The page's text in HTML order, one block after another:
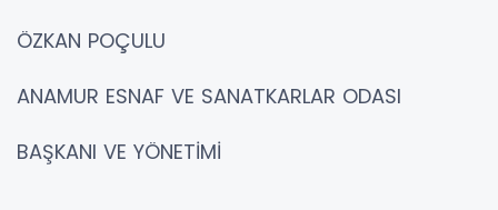
ÖZKAN POÇULU
ANAMUR ESNAF VE SANATKARLAR ODASI
BAŞKANI VE YÖNETİMİ